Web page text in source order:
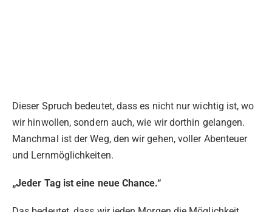
Dieser Spruch bedeutet, dass es nicht nur wichtig ist, wo
wir hinwollen, sondern auch, wie wir dorthin gelangen.
Manchmal ist der Weg, den wir gehen, voller Abenteuer
und Lernmöglichkeiten.
„Jeder Tag ist eine neue Chance.“